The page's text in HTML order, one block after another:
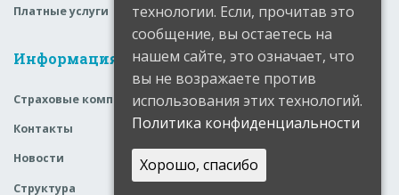
Платные услуги
Информация
Страховые компании
Контакты
Новости
Структура
технологии. Если, прочитав это
сообщение, вы остаетесь на
нашем сайте, это означает, что
вы не возражаете против
использования этих технологий.
Политика конфиденциальности
Хорошо, спасибо